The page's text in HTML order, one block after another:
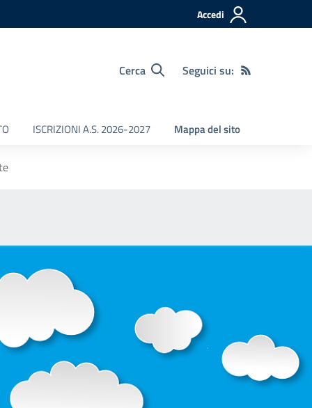
Accedi
Cerca Seguici su:
ISCRIZIONI A.S. 2026-2027 Mappa del sito